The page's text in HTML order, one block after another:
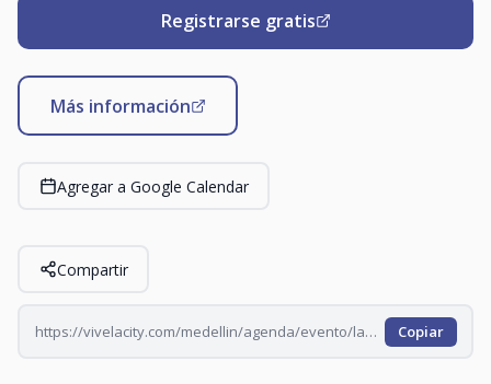
Registrarse gratis
Más información
Agregar a Google Calendar
Compartir
https://vivelacity.com/medellin/agenda/evento/laboratorio-cuerpos-que-hablan-2026-10-07 Copiar